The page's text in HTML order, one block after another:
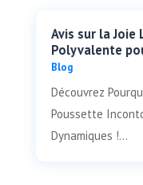
Avis sur la
Polyvalente
Blog
Découvrez
Poussette
Dynamiques !...